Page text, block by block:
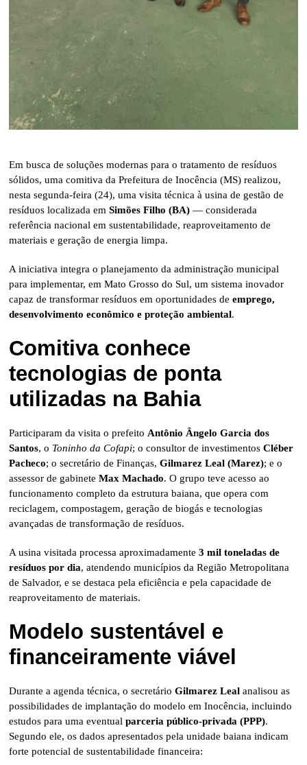
Em busca de soluções modernas para o tratamento de resíduos
sólidos, uma comitiva da Prefeitura de Inocência (MS) realizou,
nesta segunda-feira (24), uma visita técnica à usina de gestão de
resíduos localizada emSimões Filho (BA) — considerada
referência nacional em sustentabilidade, reaproveitamento de
materiais e geração de energia limpa.
A iniciativa integra o planejamento da administração municipal
para implementar, em Mato Grosso do Sul, um sistema inovador
capaz de transformar resíduos em oportunidades deemprego,
desenvolvimento econômico e proteção ambiental.
Comitiva conhece
tecnologias de ponta
utilizadas na Bahia
Participaram da visita o prefeitoAntônio Ângelo Garcia dos
Santos, o Toninho da Cofapi; o consultor de investimentosCléber
Pacheco; o secretário de Finanças,Gilmarez Leal (Marez); e o
assessor de gabineteMax Machado. O grupo teve acesso ao
funcionamento completo da estrutura baiana, que opera com
reciclagem, compostagem, geração de biogás e tecnologias
avançadas de transformação de resíduos.
A usina visitada processa aproximadamente3 mil toneladas de
resíduos por dia, atendendo municípios da Região Metropolitana
de Salvador, e se destaca pela eficiência e pela capacidade de
reaproveitamento de materiais.
Modelo sustentável e
financeiramente viável
Durante a agenda técnica, o secretárioGilmarez Leal analisou as
possibilidades de implantação do modelo em Inocência, incluindo
estudos para uma eventualparceria público-privada (PPP).
Segundo ele, os dados apresentados pela unidade baiana indicam
forte potencial de sustentabilidade financeira: